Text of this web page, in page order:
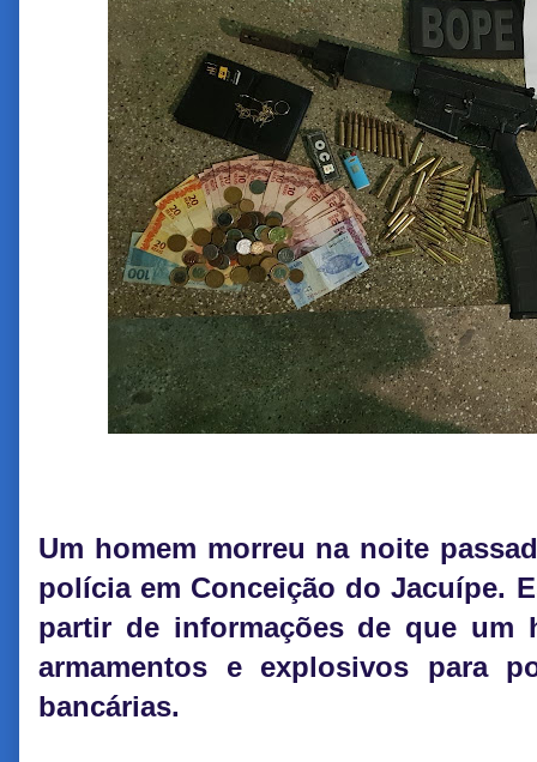
Um homem morreu na noite
polícia em Conceição do Jacuípe.
partir de informações de que um
armamentos e explosivos para
bancárias.